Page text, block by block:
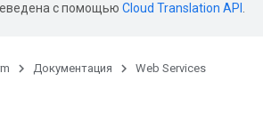
с помощью Cloud Translation API
Документация
Web Services